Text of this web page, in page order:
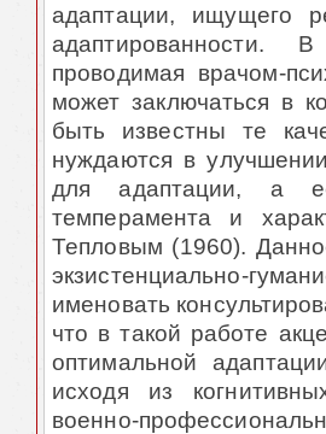
адаптации, ищущего
адаптированности.
проводимая врачом-
может заключаться в
быть известны те
нуждаются в
для адаптации, а
темперамента и
Тепловым (1960).
экзистенциально-
именовать
что в такой работе
оптимальной
исходя из
военно-